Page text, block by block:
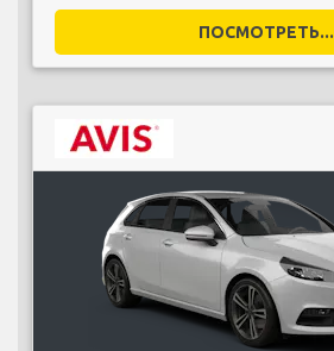
ПОСМОТРЕТЬ...